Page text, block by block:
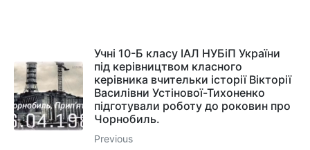
Учні 10-Б класу ІАЛ НУБіП України
під керівництвом класного
керівника вчительки історії Вікторії
Василівни Устінової-Тихоненко
підготували роботу до роковин про
Чорнобиль.
Previous